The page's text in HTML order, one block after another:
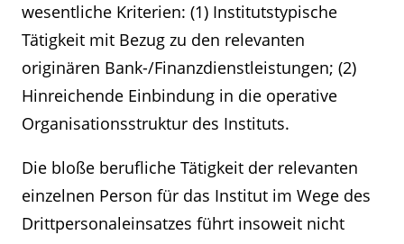
Kontakt
wesentliche Kriterien: (1) Institutstypische
Tätigkeit mit Bezug zu den relevanten
originären Bank-/Finanzdienstleistungen; (2)
Hinreichende Einbindung in die operative
Organisationsstruktur des Instituts.
Die bloße berufliche Tätigkeit der relevanten
einzelnen Person für das Institut im Wege des
Drittpersonaleinsatzes führt insoweit nicht